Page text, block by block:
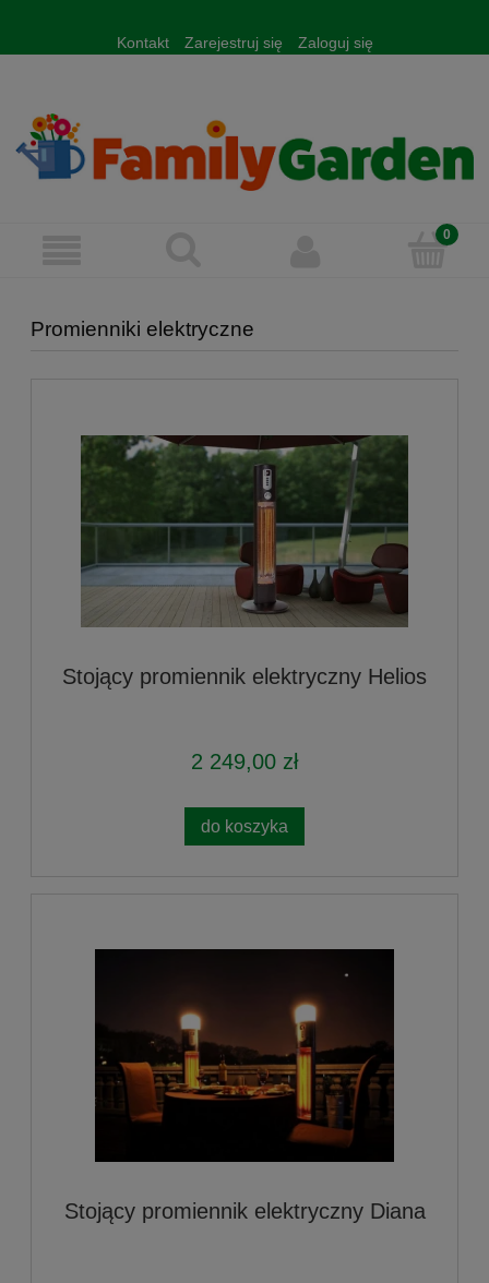
Kontakt Zarejestruj się Zaloguj się
Promienniki elektryczne
Stojący promiennik elektryczny Helios
2 249,00 zł
do koszyka
Stojący promiennik elektryczny Diana